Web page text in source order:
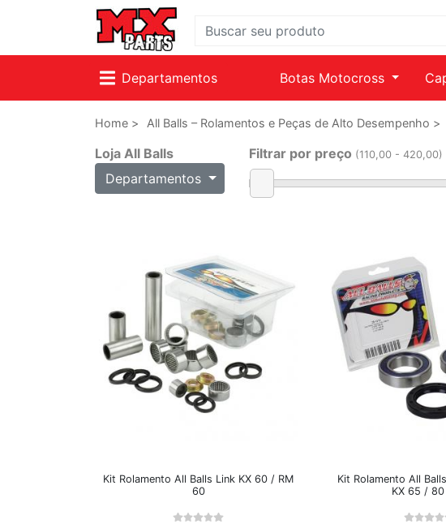
Departamentos Botas Motocross
Home > All Balls – Rolamentos e Peças de Alto Desempenho >
Loja All Balls
Departamentos
Filtrar por preço (110,00 - 420,00)
Kit Rolamento All Balls Link KX 60 / RM
60
Kit Rolamento All
KX 65 /